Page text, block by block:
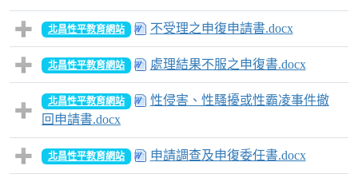
北昌性平教育網站 不受理之申復申請書.docx
北昌性平教育網站 處理結果不服之申復書.docx
北昌性平教育網站
性侵害、性騷擾或性霸凌事件撤
回申請書.docx
北昌性平教育網站 申請調查及申復委任書.docx